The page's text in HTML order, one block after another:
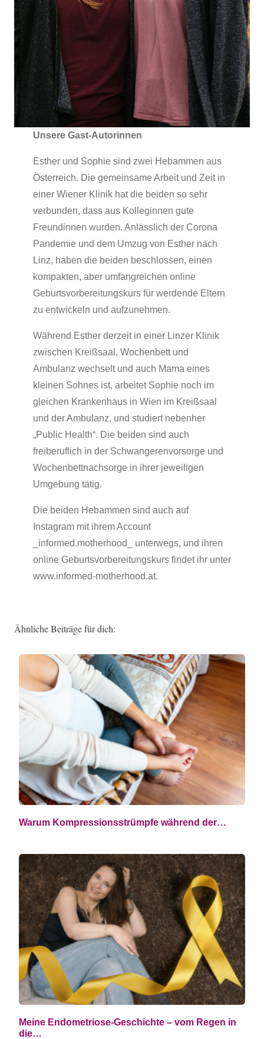
Unsere Gast-Autorinnen
Esther und Sophie sind zwei Hebammen aus
Österreich. Die gemeinsame Arbeit und Zeit in
einer Wiener Klinik hat die beiden so sehr
verbunden, dass aus Kolleginnen gute
Freundinnen wurden. Anlässlich der Corona
Pandemie und dem Umzug von Esther nach
Linz, haben die beiden beschlossen, einen
kompakten, aber umfangreichen online
Geburtsvorbereitungskurs für werdende Eltern
zu entwickeln und aufzunehmen.
Während Esther derzeit in einer Linzer Klinik
zwischen Kreißsaal, Wochenbett und
Ambulanz wechselt und auch Mama eines
kleinen Sohnes ist, arbeitet Sophie noch im
gleichen Krankenhaus in Wien im Kreißsaal
und der Ambulanz, und studiert nebenher
„Public Health“. Die beiden sind auch
freiberuflich in der Schwangerenvorsorge und
Wochenbettnachsorge in ihrer jeweiligen
Umgebung tätig.
Die beiden Hebammen sind auch auf
Instagram mit ihrem Account
_informed.motherhood_ unterwegs, und ihren
online Geburtsvorbereitungskurs findet ihr unter
www.informed-motherhood.at.
Ähnliche Beiträge für dich:
Warum Kompressionsstrümpfe während der…
Meine Endometriose-Geschichte – vom Regen in
die…